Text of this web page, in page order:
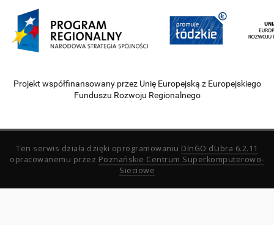
Projekt współfinansowany przez Unię Europejską z Europejskiego
Funduszu Rozwoju Regionalnego
Ten serwis działa dzięki oprogramowaniu DInGO dLibra 6.2.11
opracowanemu przez Poznańskie Centrum Superkomputerowo-
Sieciowe